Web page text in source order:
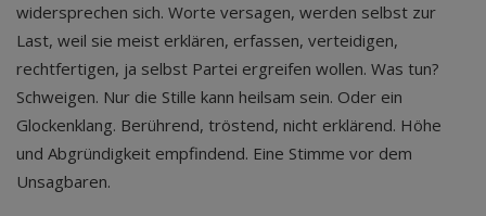
widersprechen sich. Worte versagen, werden selbst zur
Last, weil sie meist erklären, erfassen, verteidigen,
rechtfertigen, ja selbst Partei ergreifen wollen. Was tun?
Schweigen. Nur die Stille kann heilsam sein. Oder ein
Glockenklang. Berührend, tröstend, nicht erklärend. Höhe
und Abgründigkeit empfindend. Eine Stimme vor dem
Unsagbaren.